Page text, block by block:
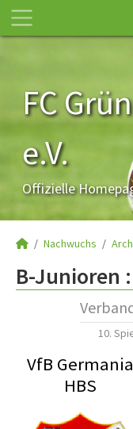
FC
e.V.
Offizielle
Nachwuchs
B-Junioren :
10.
VfB Germania
HBS